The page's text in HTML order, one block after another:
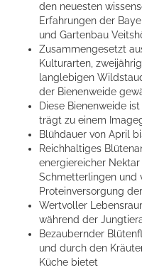
den neuesten
Erfahrungen der
und Gartenbau
Zusammengesetzt
Kulturarten,
langlebigen
der Bienenweide
Diese Bienenweide
trägt zu einem
Blühdauer von April
Reichhaltiges
energiereicher
Schmetterlingen und
Proteinversorgung
Wertvoller
während der
Bezaubernder
und durch den
Küche bietet